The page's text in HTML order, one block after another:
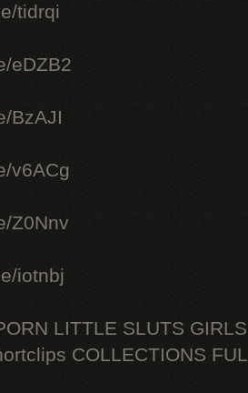
tidrqi
eDZB2
BzAJI
v6ACg
Z0Nnv
iotnbj
LITTLE SLUTS
COLLECTIONS